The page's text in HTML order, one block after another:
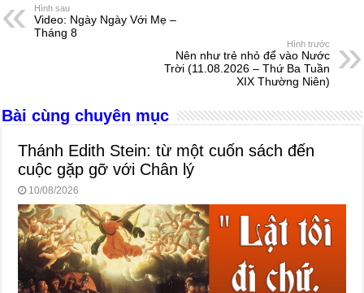
e
b
k
n
A
s
Hình sau
Video: Ngày Ngày Với Mẹ –
Tháng 8
Hình trước
Nên như trẻ nhỏ để vào Nước
Trời (11.08.2026 – Thứ Ba Tuần
XIX Thường Niên)
Bài cùng chuyên mục
Thánh Edith Stein: từ một cuốn sách đến
cuộc gặp gỡ với Chân lý
10/08/2026